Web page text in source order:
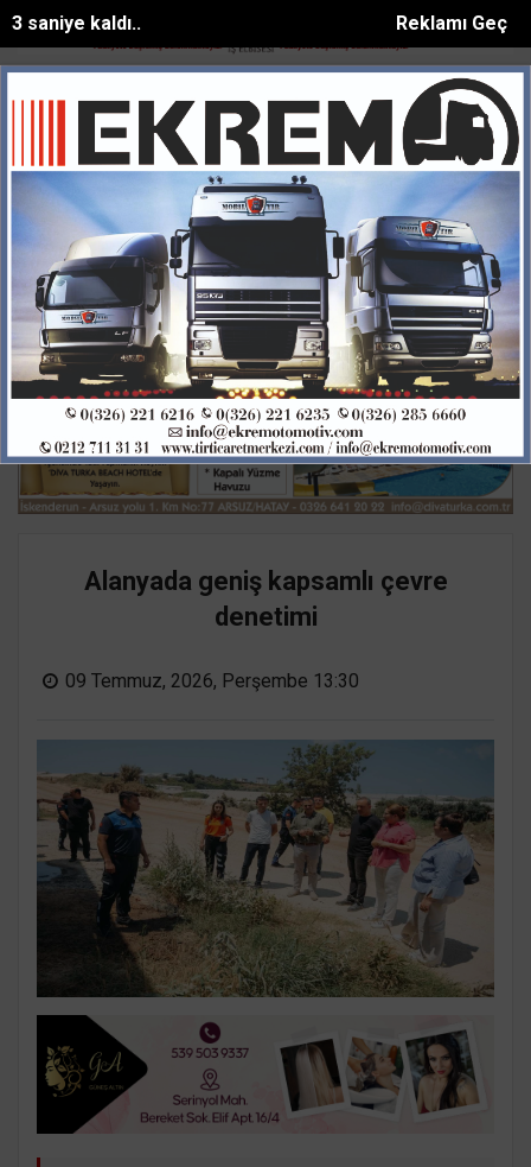
Reklamı Geç
2 saniye kaldı..
SON DAKİKA:
vurup sakat bıraktılar Apartmanda yangın paniği: 5 kişi
Ana Sayfa GÜNDEM
Alanyada geniş kapsamlı çevre
denetimi
09 Temmuz, 2026, Perşembe 13:30